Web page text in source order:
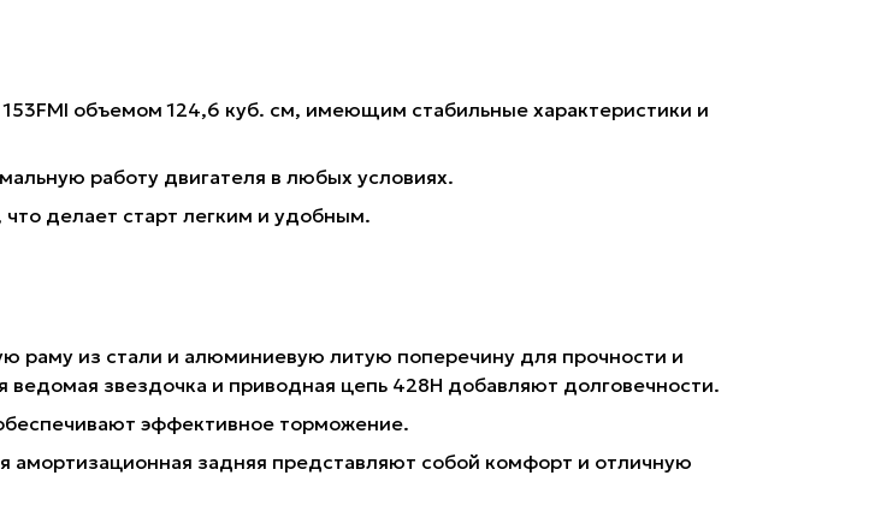
объемом 124,6 куб. см, имеющим стабильные характеристики и
работу двигателя в любых условиях.
делает старт легким и удобным.
раму из стали и алюминиевую литую поперечину для прочности и
ведомая звездочка и приводная цепь 428H добавляют долговечности.
эффективное торможение.
амортизационная задняя представляют собой комфорт и отличную